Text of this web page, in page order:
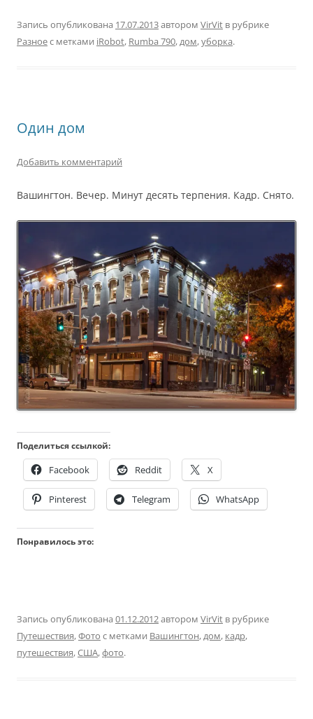
Запись опубликована 17.07.2013автором VirVit в рубрике
Разноес метками iRobot, Rumba 790,дом,уборка.
Один дом
Добавить комментарий
Вашингтон. Вечер. Минут десять терпения. Кадр. Снято.
Поделиться ссылкой:
Facebook Reddit X
Pinterest Telegram WhatsApp
Понравилось это:
Запись опубликована 01.12.2012автором VirVit в рубрике
Путешествия,Фото с метками Вашингтон,дом, кадр,
путешествия,США,фото.